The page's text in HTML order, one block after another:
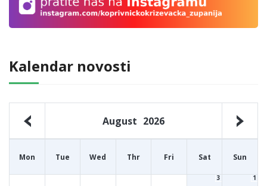
Kalendar novosti
August 2026
Mon Tue Wed Thr Fri Sat Sun
3 1